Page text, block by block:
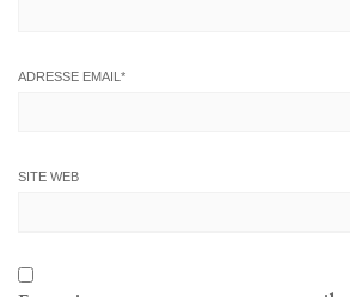
ADRESSE EMAIL *
SITE WEB